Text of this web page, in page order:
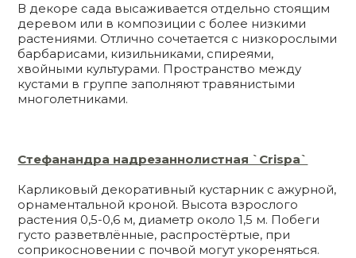
В декоре сада высаживается отдельно стоящим
деревом или в композиции с более низкими
растениями. Отлично сочетается с низкорослыми
барбарисами, кизильниками, спиреями,
хвойными культурами. Пространство между
кустами в группе заполняют травянистыми
многолетниками.
Стефанандра надрезаннолистная `Crispa`
Карликовый декоративный кустарник с ажурной,
орнаментальной кроной. Высота взрослого
растения 0,5-0,6 м, диаметр около 1,5 м. Побеги
густо разветвлённые, распростёртые, при
соприкосновении с почвой могут укореняться.